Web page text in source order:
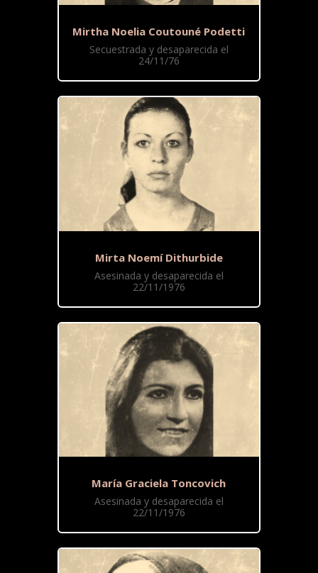
Mirtha Noelia Coutouné Podetti
Secuestrada y desaparecida el
24/11/76
Mirta Noemí Dithurbide
Asesinada y desaparecida el
22/11/1976
María Graciela Toncovich
Asesinada y desaparecida el
22/11/1976